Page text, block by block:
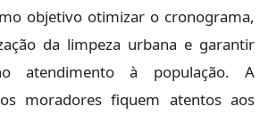
objetivo otimizar o cronograma,
da limpeza urbana e garantir
atendimento à população. A
moradores fiquem atentos aos